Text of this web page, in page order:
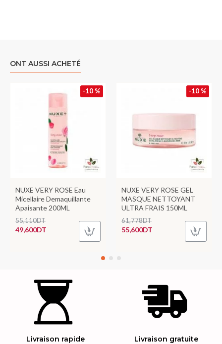
ONT AUSSI ACHETÉ
-10 %
NUXE VERY ROSE Eau
Micellaire Demaquillante
Apaisante 200ML
49,600DT
55,110DT
-10 %
NUXE VERY ROSE GEL
MASQUE NETTOYANT
ULTRA FRAIS 150ML
55,600DT
61,778DT
Livraison rapide Livraison gratuite